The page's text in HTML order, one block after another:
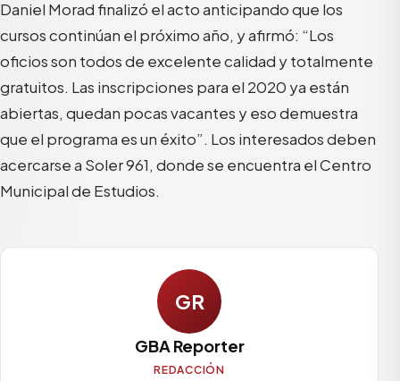
Daniel Morad finalizó el acto anticipando que los
cursos continúan el próximo año, y afirmó: “Los
oficios son todos de excelente calidad y totalmente
gratuitos. Las inscripciones para el 2020 ya están
abiertas, quedan pocas vacantes y eso demuestra
que el programa es un éxito”. Los interesados deben
acercarse a Soler 961, donde se encuentra el Centro
Municipal de Estudios.
GR
GBA Reporter
REDACCIÓN